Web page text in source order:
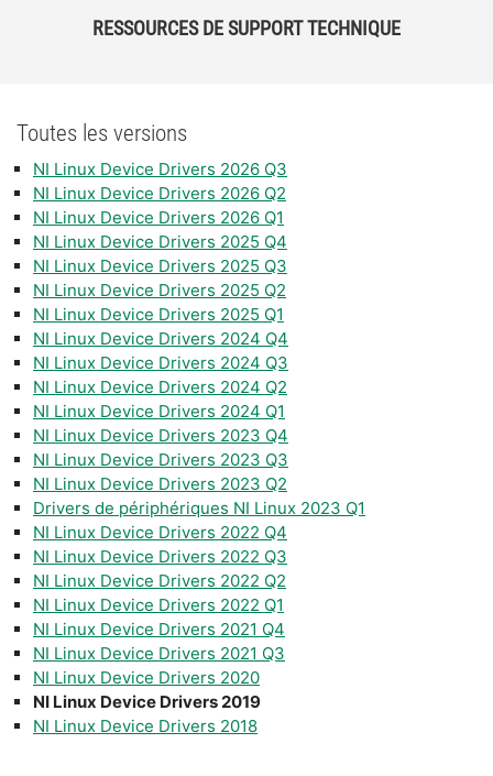
RESSOURCES DE SUPPORT TECHNIQUE
Toutes les versions
NI Linux Device Drivers 2026 Q3
NI Linux Device Drivers 2026 Q2
NI Linux Device Drivers 2026 Q1
NI Linux Device Drivers 2025 Q4
NI Linux Device Drivers 2025 Q3
NI Linux Device Drivers 2025 Q2
NI Linux Device Drivers 2025 Q1
NI Linux Device Drivers 2024 Q4
NI Linux Device Drivers 2024 Q3
NI Linux Device Drivers 2024 Q2
NI Linux Device Drivers 2024 Q1
NI Linux Device Drivers 2023 Q4
NI Linux Device Drivers 2023 Q3
NI Linux Device Drivers 2023 Q2
Drivers de périphériques NI Linux 2023 Q1
NI Linux Device Drivers 2022 Q4
NI Linux Device Drivers 2022 Q3
NI Linux Device Drivers 2022 Q2
NI Linux Device Drivers 2022 Q1
NI Linux Device Drivers 2021 Q4
NI Linux Device Drivers 2021 Q3
NI Linux Device Drivers 2020
NI Linux Device Drivers 2019
NI Linux Device Drivers 2018